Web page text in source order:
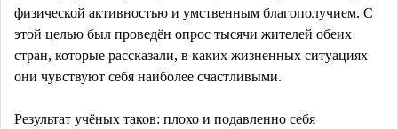
физической активностью и умственным благополучием. С
этой целью был проведён опрос тысячи жителей обеих
стран, которые рассказали, в каких жизненных ситуациях
они чувствуют себя наиболее счастливыми.
Результат учёных таков: плохо и подавленно себя